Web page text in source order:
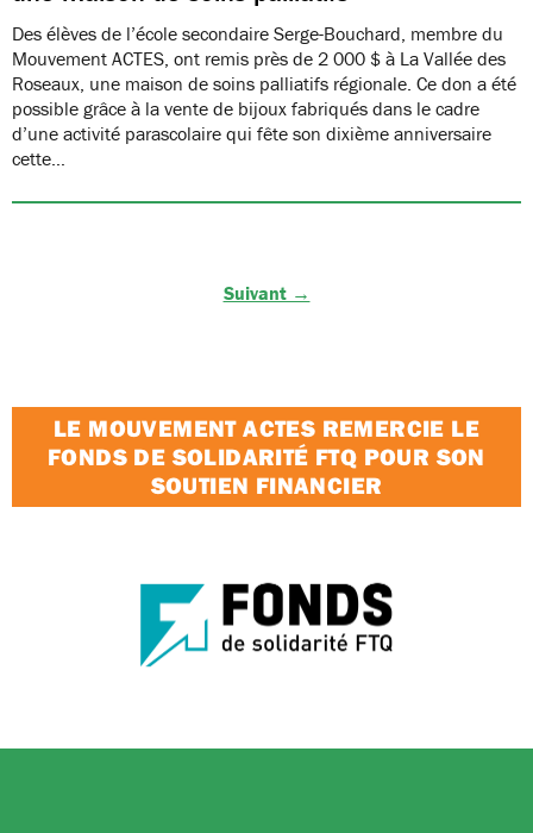
Des élèves de l’école secondaire Serge-Bouchard, membre du
Mouvement ACTES, ont remis près de 2 000 $ à La Vallée des
Roseaux, une maison de soins palliatifs régionale. Ce don a été
possible grâce à la vente de bijoux fabriqués dans le cadre
d’une activité parascolaire qui fête son dixième anniversaire
cette…
Suivant →
LE MOUVEMENT ACTES REMERCIE LE
FONDS DE SOLIDARITÉ FTQ POUR SON
SOUTIEN FINANCIER